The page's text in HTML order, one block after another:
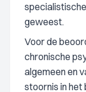
geweest.
Voor de
chronische
algemeen en
stoornis in het